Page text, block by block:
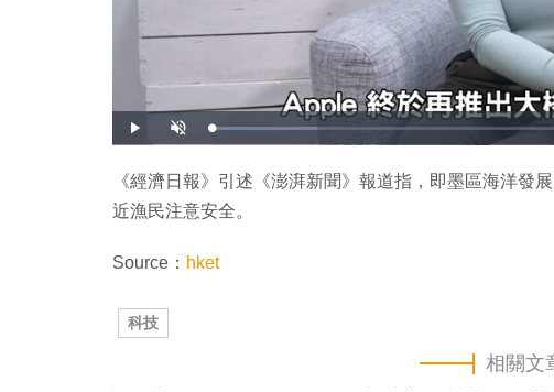
播
放
開
啟
載
入
:
1
《經濟日報》引述《澎湃新聞》報道指，即墨區海洋發
近漁民注意安全。
Source： hket
科技
相關文